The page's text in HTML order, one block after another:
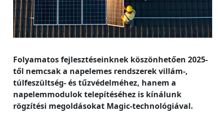
Folyamatos fejlesztéseinknek köszönhetően 2025-
től nemcsak a napelemes rendszerek villám-,
túlfeszültség- és tűzvédelméhez, hanem a
napelemmodulok telepítéséhez is kínálunk
rögzítési megoldásokat Magic-technológiával.